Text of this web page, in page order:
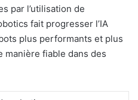
par l’utilisation de
fait progresser l’IA
plus performants et plus
manière fiable dans des